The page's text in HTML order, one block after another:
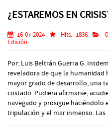
¿ESTAREMOS EN
16-07-2024 Hits: 1836
Edición
Por: Luis Beltrán Guerra G.
reveladora de que la humanidad
mayor grado de desarrollo, una
costado. Pudiera afirmarse,
navegado y prosigue haciéndolo
tripulación y el mar inmenso. Las